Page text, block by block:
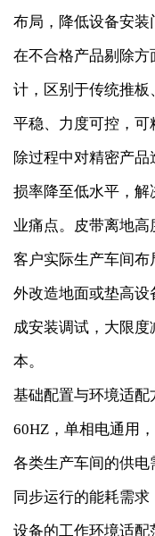
布局，降低设备安装
在不合格产品剔除
计，区别于传统推
平稳、力度可控，可
除过程中对精密产
损率降至低水平，
业痛点。皮带离地高
客户实际生产车间
外改造地面或垫高
成安装调试，大限
本。
基础配置与环境适配
60HZ，单相电通用
各类生产车间的供电
同步运行的能耗需求
设备的工作环境适